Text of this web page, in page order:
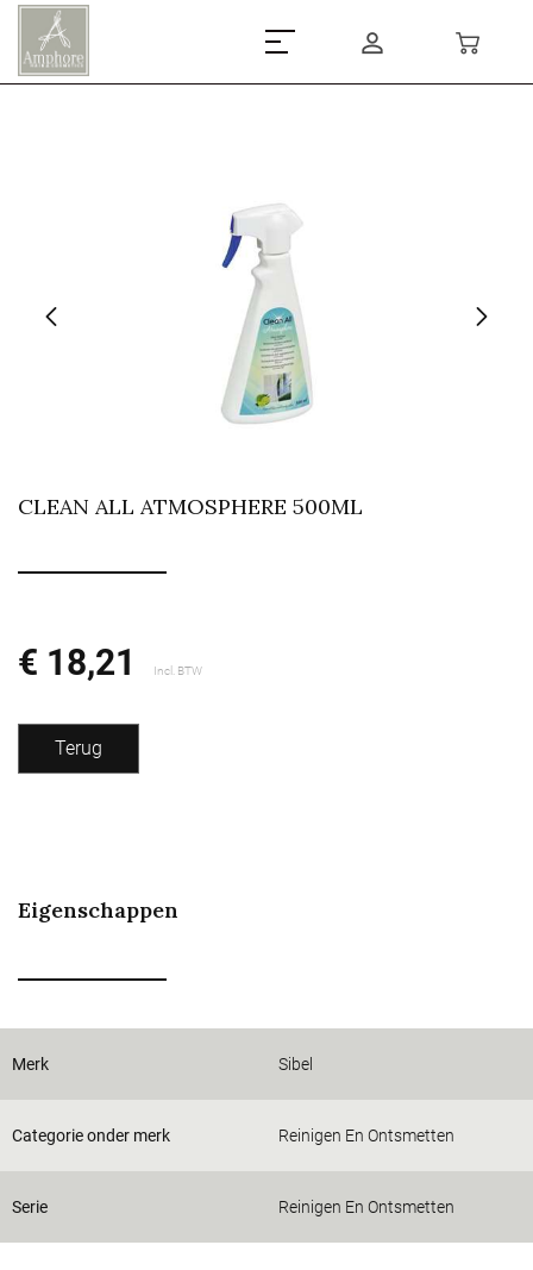
CLEAN ALL ATMOSPHERE 500ML
€ 18,21 Incl. BTW
Terug
Eigenschappen
Merk Sibel
Categorie onder merk Reinigen En Ontsmetten
Serie Reinigen En Ontsmetten